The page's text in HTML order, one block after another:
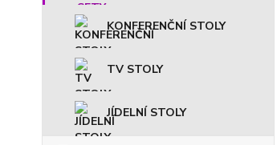
KONFERENČNÍ STOLY
TV STOLY
JÍDELNÍ STOLY